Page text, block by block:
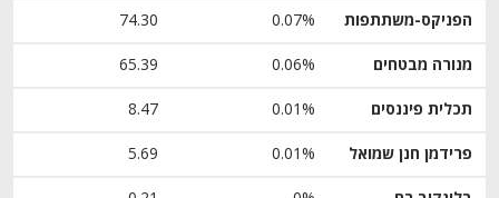
הפניקס-משתתפות 0.07%
74.30
מנורה מבטחים 0.06%
65.39
תכלית פיננסים 0.01%
8.47
פרידמן חנן שמואל 0.01%
5.69